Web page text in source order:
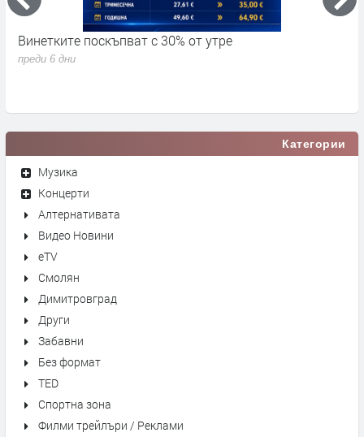
Винетките поскъпват с 30% от утре
преди 6 дни
Категории
Музика
Концерти
Алтернативата
Видео Новини
eTV
Смолян
Димитровград
Други
Забавни
Без формат
TED
Спортна зона
Филми трейлъри / Реклами